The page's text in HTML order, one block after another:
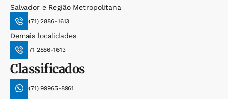
Salvador e Região Metropolitana
(71) 2886-1613
Demais localidades
71 2886-1613
Classificados
(71) 99965-8961